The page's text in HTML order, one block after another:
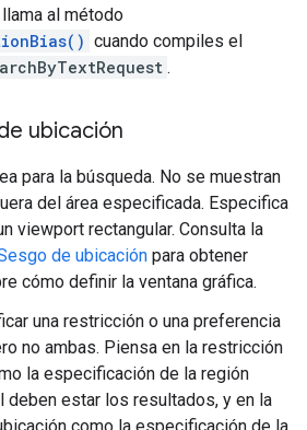
al método
cuando compiles el
.
ubicación
para la búsqueda. No se muestran
del área especificada. Especifica
viewport rectangular. Consulta la
de ubicación para obtener
cómo definir la ventana gráfica.
una restricción o una preferencia
no ambas. Piensa en la restricción
la especificación de la región
deben estar los resultados, y en la